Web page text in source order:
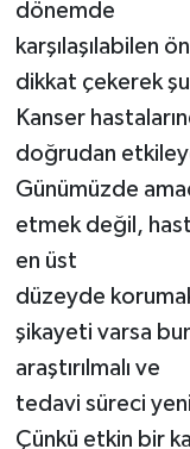
dönemde
karşılaşılabilen
dikkat çekerek
Kanser
doğrudan
Günümüzde
etmek değil,
en üst
düzeyde
şikayeti varsa
araştırılmalı ve
tedavi süreci
Çünkü etkin bir